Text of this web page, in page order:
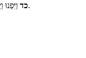
כדוַיִּפְנוּ וַיַּעֲלוּ הָהָרָה, וַיָּבֹאוּ עַד-נַחַל אֶשְׁכֹּל; וַיְרַגְּלוּ, אֹתָהּ.